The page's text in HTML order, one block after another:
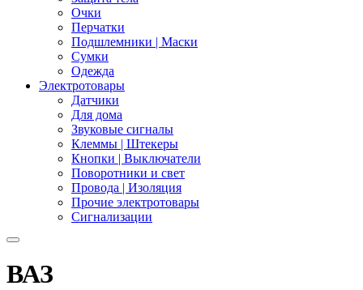
Очки
Перчатки
Подшлемники | Маски
Сумки
Одежда
Электротовары
Датчики
Для дома
Звуковые сигналы
Клеммы | Штекеры
Кнопки | Выключатели
Поворотники и свет
Провода | Изоляция
Прочие электротовары
Сигнализации
ВАЗ